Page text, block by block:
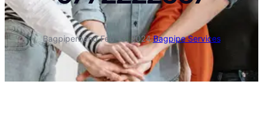
Bagpiperband·Feb 13, 2024·Bagpipe Services